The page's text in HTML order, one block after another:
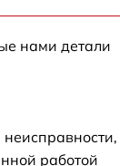
нами детали
работой